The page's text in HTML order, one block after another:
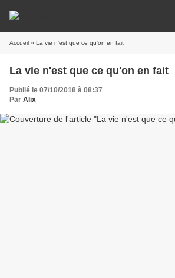
Accueil » La vie n'est que ce qu'on en fait
La vie n'est que ce qu'on en fait
Publié le 07/10/2018 à 08:37
Par Alix